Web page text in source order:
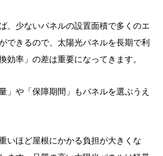
、少ないパネルの設置面積で多くのエ
できるので、太陽光パネルを長期で利
効率」の差は重要になってきます。
」や「保障期間」もパネルを選ぶうえ
いほど屋根にかかる負担が大きくな